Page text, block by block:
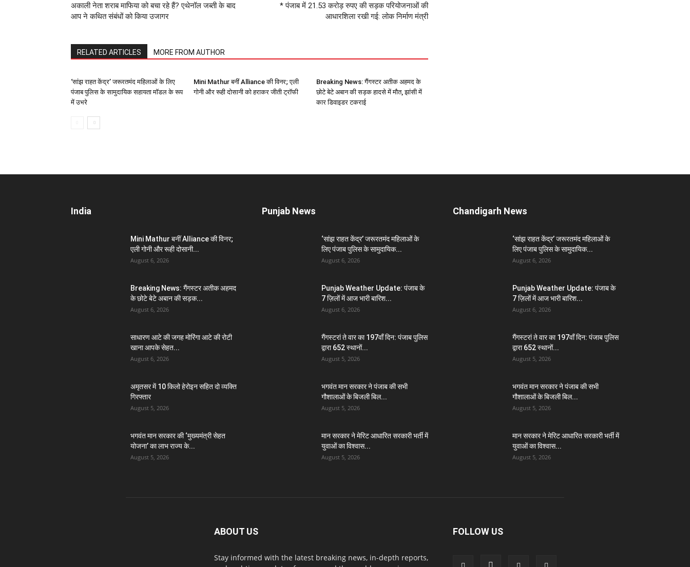
अकाली नेता शराब माफिया को बचा रहे हैं? एथेनॉल जब्ती के बाद
आप ने कथित संबंधों को किया उजागर
* पंजाब में 21.53 करोड़ रुपए की सड़क परियोजनाओं की
आधारशिला रखी गई: लोक निर्माण मंत्री
RELATED ARTICLES MORE FROM AUTHOR
‘सांझ राहत केंद्र’ जरूरतमंद महिलाओं के लिए
पंजाब पुलिस के सामुदायिक सहायता मॉडल के रूप
में उभरे
Mini Mathur बनीं Alliance की विनर; एली
गोनी और रूही दोसानी को हराकर जीती ट्रॉफी
Breaking News: गैंगस्टर अतीक अहमद के
छोटे बेटे अबान की सड़क हादसे में मौत, झांसी में
कार डिवाइडर टकराई
India
Mini Mathur बनीं Alliance की विनर;
एली गोनी और रूही दोसानी...
August 6, 2026
Breaking News: गैंगस्टर अतीक अहमद
के छोटे बेटे अबान की सड़क...
August 6, 2026
साधारण आटे की जगह मोरिंगा आटे की रोटी
खाना आपके सेहत...
August 6, 2026
अमृतसर में 10 किलो हेरोइन सहित दो व्यक्ति
गिरफ्तार
August 5, 2026
भगवंत मान सरकार की ‘मुख्यमंत्री सेहत
योजना’ का लाभ राज्य के...
August 5, 2026
Punjab News
‘सांझ राहत केंद्र’ जरूरतमंद महिलाओं के
लिए पंजाब पुलिस के सामुदायिक...
August 6, 2026
Punjab Weather Update: पंजाब के
7 ज़िलों में आज भारी बारिश...
August 6, 2026
गैंगस्टरां ते वार का 197वाँ दिन: पंजाब पुलिस
द्वारा 652 स्थानों...
August 5, 2026
भगवंत मान सरकार ने पंजाब की सभी
गौशालाओं के बिजली बिल...
August 5, 2026
मान सरकार ने मेरिट आधारित सरकारी भर्ती में
युवाओं का विश्वास...
August 5, 2026
Chandigarh News
‘सांझ राहत केंद्र’ जरूरतमंद महिलाओं के
लिए पंजाब पुलिस के सामुदायिक...
August 6, 2026
Punjab Weather Update: पंजाब के
7 ज़िलों में आज भारी बारिश...
August 6, 2026
गैंगस्टरां ते वार का 197वाँ दिन: पंजाब पुलिस
द्वारा 652 स्थानों...
August 5, 2026
भगवंत मान सरकार ने पंजाब की सभी
गौशालाओं के बिजली बिल...
August 5, 2026
मान सरकार ने मेरिट आधारित सरकारी भर्ती में
युवाओं का विश्वास...
August 5, 2026
ABOUT US
Stay informed with the latest breaking news, in-depth reports,
FOLLOW US